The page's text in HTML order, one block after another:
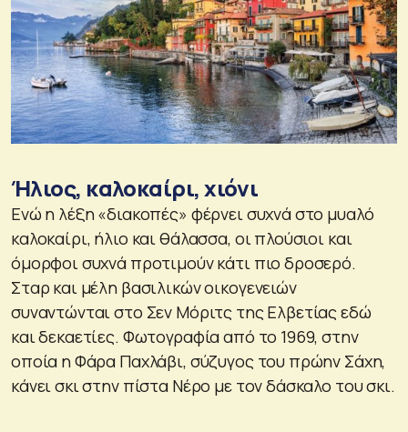
Ήλιος, καλοκαίρι, χιόνι
Ενώ η λέξη «διακοπές» φέρνει συχνά στο μυαλό
καλοκαίρι, ήλιο και θάλασσα, οι πλούσιοι και
όμορφοι συχνά προτιμούν κάτι πιο δροσερό.
Σταρ και μέλη βασιλικών οικογενειών
συναντώνται στο Σεν Μόριτς της Ελβετίας εδώ
και δεκαετίες. Φωτογραφία από το 1969, στην
οποία η Φάρα Παχλάβι, σύζυγος του πρώην Σάχη,
κάνει σκι στην πίστα Νέρο με τον δάσκαλο του σκι.